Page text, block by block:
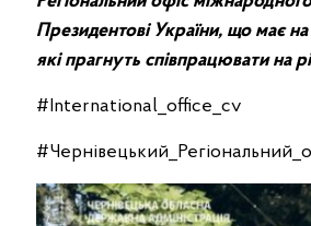
Президентові України, що має
які прагнуть співпрацювати на
#International_office_cv